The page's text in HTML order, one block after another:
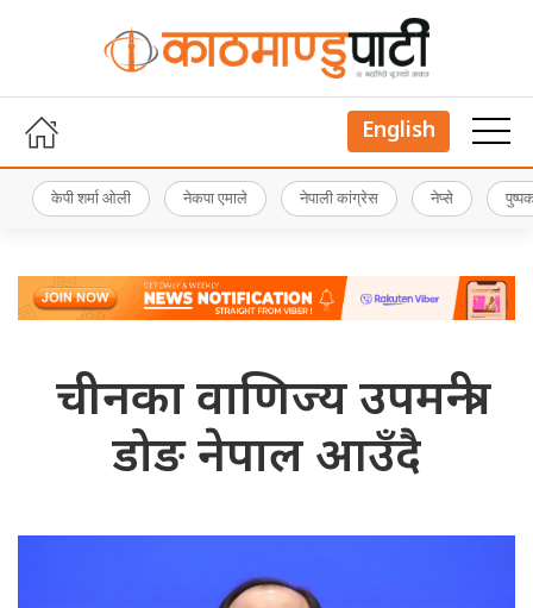
English
केपी शर्मा ओली नेकपा एमाले नेपाली कांग्रेस नेप्से
चीनका वाणिज्य उपमन्त्री
डोङ नेपाल आउँदै